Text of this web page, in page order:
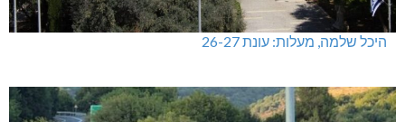
היכל שלמה, מעלות: עונת 26-27